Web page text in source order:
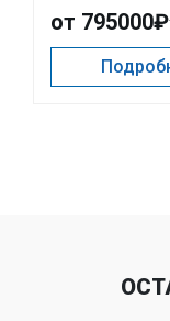
от 795000₽